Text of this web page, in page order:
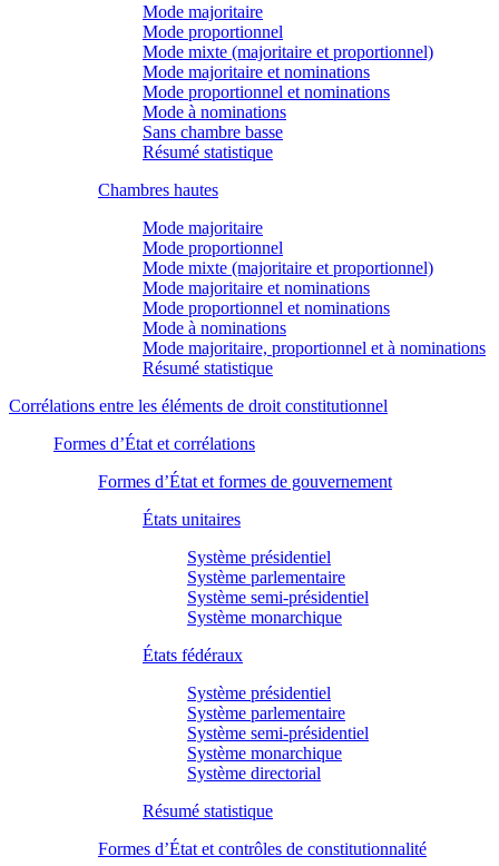
Mode majoritaire
Mode proportionnel
Mode mixte (majoritaire et proportionnel)
Mode majoritaire et nominations
Mode proportionnel et nominations
Mode à nominations
Sans chambre basse
Résumé statistique
Chambres hautes
Mode majoritaire
Mode proportionnel
Mode mixte (majoritaire et proportionnel)
Mode majoritaire et nominations
Mode proportionnel et nominations
Mode à nominations
Mode majoritaire, proportionnel et à nominations
Résumé statistique
Corrélations entre les éléments de droit constitutionnel
Formes d’État et corrélations
Formes d’État et formes de gouvernement
États unitaires
Système présidentiel
Système parlementaire
Système semi-présidentiel
Système monarchique
États fédéraux
Système présidentiel
Système parlementaire
Système semi-présidentiel
Système monarchique
Système directorial
Résumé statistique
Formes d’État et contrôles de constitutionnalité